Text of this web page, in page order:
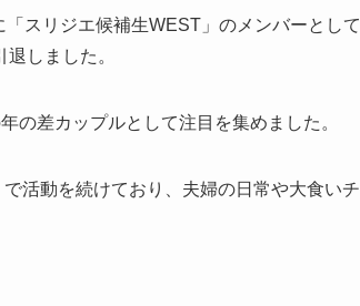
スリジエ候補生WEST」のメンバーとして
しました。
の差カップルとして注目を集めました。
活動を続けており、夫婦の日常や大食いチ